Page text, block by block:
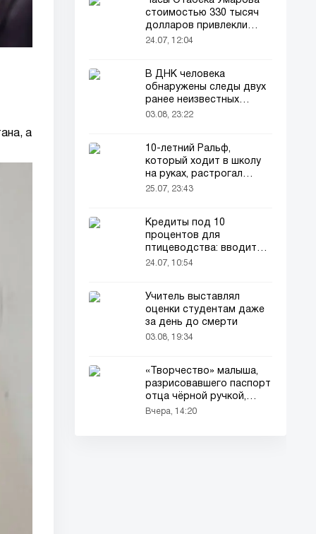
а
стоимостью 330 тысяч
долларов привлекли
всеобщее внимание в
24.07, 12:04
В ДНК человека
обнаружены следы двух
ранее неизвестных
предков
03.08, 23:22
10-летний Ральф,
который ходит в школу
на руках, растрогал
пользователей соцсетей
25.07, 23:43
Кредиты под 10
процентов для
птицеводства: вводится
новый порядок
24.07, 10:54
Учитель выставлял
оценки студентам даже
за день до смерти
03.08, 19:34
«Творчество» малыша,
разрисовавшего паспорт
отца чёрной ручкой,
привлекло всеобщее
Вчера, 14:20